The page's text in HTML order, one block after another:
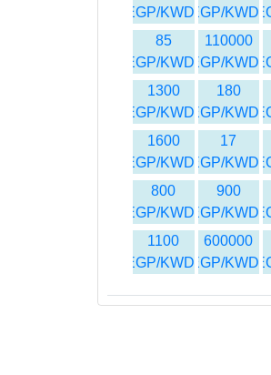
EGP/KWD
EGP/KWD
110000
EGP/KWD
85
EGP/KWD
180
EGP/KWD
1300
EGP/KWD
17
EGP/KWD
1600
EGP/KWD
900
EGP/KWD
800
EGP/KWD
600000
EGP/KWD
1100
EGP/KWD